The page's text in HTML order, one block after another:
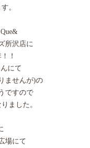
。
所沢店に
！
にて
ませんが)の
ですので
ました。
場にて